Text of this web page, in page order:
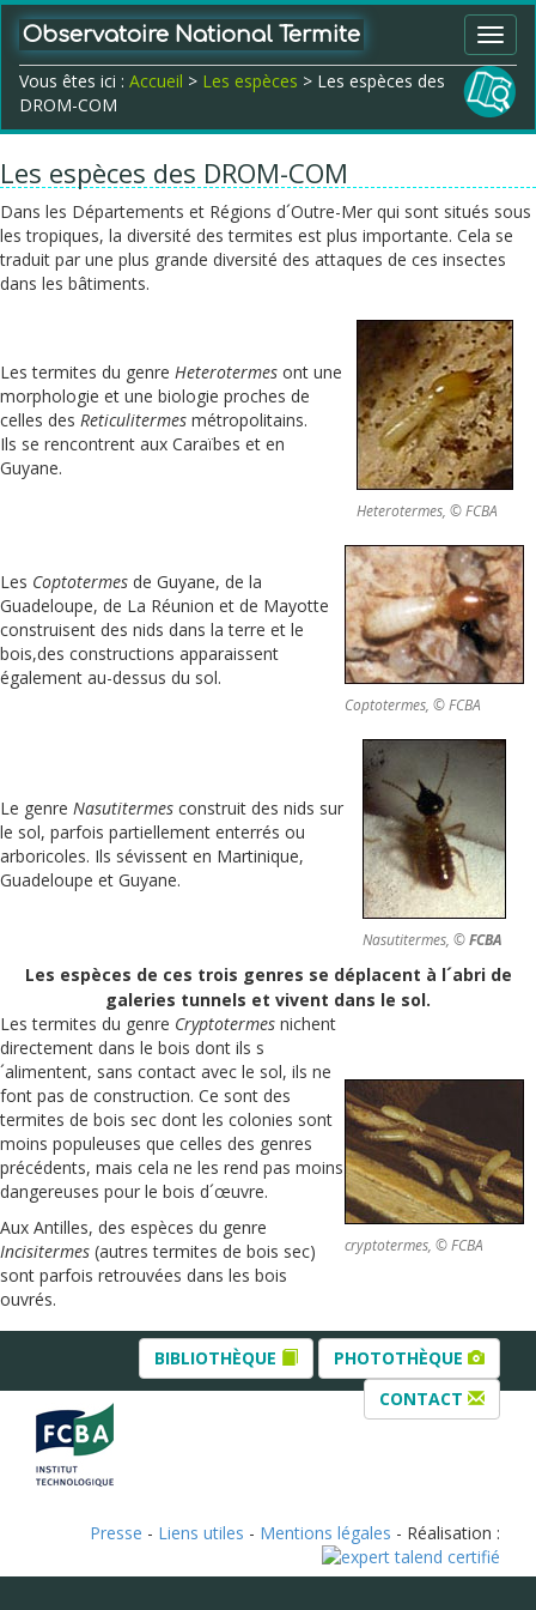
Observatoire National Termite
Vous êtes ici : Accueil > Les espèces > Les espèces des
DROM-COM
Les espèces des DROM-COM
Dans les Départements et Régions d´Outre-Mer qui sont situés sous
les tropiques, la diversité des termites est plus importante. Cela se
traduit par une plus grande diversité des attaques de ces insectes
dans les bâtiments.
Les termites du genre Heterotermes ont une
morphologie et une biologie proches de
celles des Reticulitermes métropolitains.
Ils se rencontrent aux Caraïbes et en
Guyane.
Heterotermes, © FCBA
Les Coptotermes de Guyane, de la
Guadeloupe, de La Réunion et de Mayotte
construisent des nids dans la terre et le
bois,des constructions apparaissent
également au-dessus du sol.
Coptotermes, © FCBA
Le genre Nasutitermes construit des nids sur
le sol, parfois partiellement enterrés ou
arboricoles. Ils sévissent en Martinique,
Guadeloupe et Guyane.
Nasutitermes, ©FCBA
Les espèces de ces trois genres se déplacent à l´abri de
galeries tunnels et vivent dans le sol.
Les termites du genre Cryptotermes nichent
directement dans le bois dont ils s
´alimentent, sans contact avec le sol, ils ne
font pas de construction. Ce sont des
termites de bois sec dont les colonies sont
moins populeuses que celles des genres
précédents, mais cela ne les rend pas moins
dangereuses pour le bois d´œuvre.
Aux Antilles, des espèces du genre
Incisitermes (autres termites de bois sec)
sont parfois retrouvées dans les bois
ouvrés.
cryptotermes, © FCBA
BIBLIOTHÈQUE
PHOTOTHÈQUE
CONTACT
Presse - Liens utiles - Mentions légales - Réalisation :